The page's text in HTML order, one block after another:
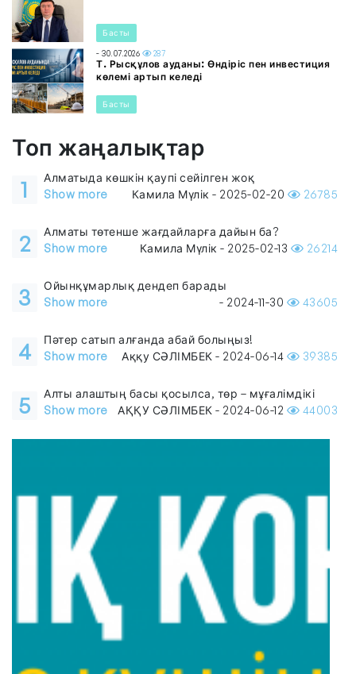
Басты
- 30.07.2026 287
Т. Рысқұлов ауданы: Өндіріс пен инвестиция
көлемі артып келеді
Басты
Топ жаңалықтар
1
Алматыда көшкін қаупі сейілген жоқ
Show more
Камила Мүлік - 2025-02-20 26785
2
Алматы төтенше жағдайларға дайын ба?
Show more
Камила Мүлік - 2025-02-13 26214
3
Ойынқұмарлық дендеп барады
Show more
- 2024-11-30 43605
4
Пәтер сатып алғанда абай болыңыз!
Show more
Аққу СӘЛІМБЕК - 2024-06-14 39385
5
Алты алаштың басы қосылса, төр – мұғалімдікі
Show more
АҚҚУ СӘЛІМБЕК - 2024-06-12 44003